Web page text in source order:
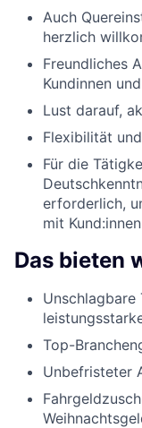
Auch
herzlich
Freundliches
Kundinnen
Lust darauf,
Flexibilität
Für die
erforderlich,
mit
Das bieten
Unschlagbare
Top-
Unbefristeter